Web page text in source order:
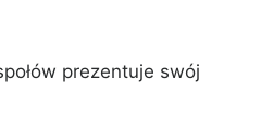
prezentuje swój